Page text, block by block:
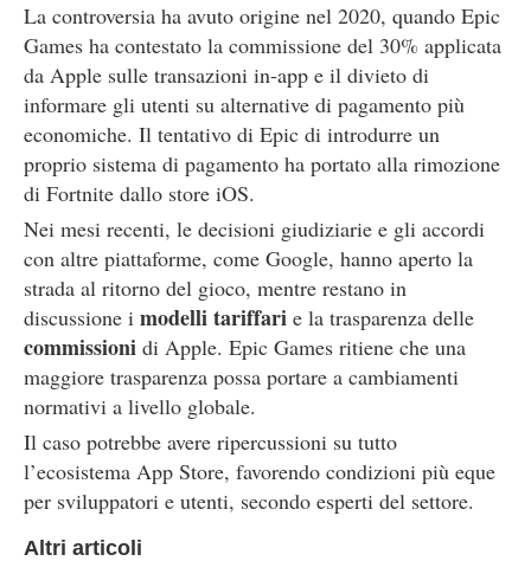
La controversia ha avuto origine nel 2020, quando Epic
Games ha contestato la commissione del 30% applicata
da Apple sulle transazioni in-app e il divieto di
informare gli utenti su alternative di pagamento più
economiche. Il tentativo di Epic di introdurre un
proprio sistema di pagamento ha portato alla rimozione
di Fortnite dallo store iOS.
Nei mesi recenti, le decisioni giudiziarie e gli accordi
con altre piattaforme, come Google, hanno aperto la
strada al ritorno del gioco, mentre restano in
discussione i modelli tariffari e la trasparenza delle
commissioni di Apple. Epic Games ritiene che una
maggiore trasparenza possa portare a cambiamenti
normativi a livello globale.
Il caso potrebbe avere ripercussioni su tutto
l’ecosistema App Store, favorendo condizioni più eque
per sviluppatori e utenti, secondo esperti del settore.
Altri articoli